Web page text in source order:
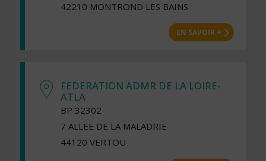
42210 MONTROND LES BAINS
EN SAVOIR +
FEDERATION ADMR DE LA LOIRE-
ATLA
BP 32302
7 ALLEE DE LA MALADRIE
44120 VERTOU